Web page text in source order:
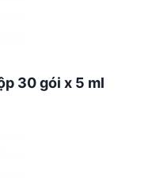
30 gói x 5 ml